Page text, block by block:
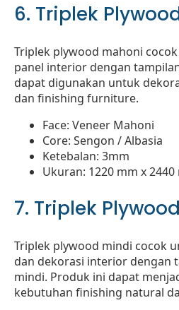
6. Triplek
Triplek plywood mahoni
panel interior dengan
dapat digunakan untuk
dan finishing furniture.
Face: Veneer Mahoni
Core: Sengon / Albasia
Ketebalan: 3mm
Ukuran: 1220 mm x 2440
7. Triplek
Triplek plywood mindi cocok
dan dekorasi interior dengan
mindi. Produk ini dapat
kebutuhan finishing natural